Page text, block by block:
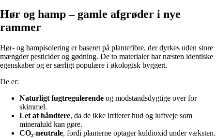
Hør og hamp – gamle afgrøder i nye
rammer
Hør- og hampisolering er baseret på plantefibre, der dyrkes uden store
mængder pesticider og gødning. De to materialer har næsten identiske
egenskaber og er særligt populære i økologisk byggeri.
De er:
Naturligt fugtregulerende og modstandsdygtige over for
skimmel.
Let at håndtere, da de ikke irriterer hud og luftveje som
mineraluld kan gøre.
CO₂-neutrale, fordi planterne optager kuldioxid under væksten.